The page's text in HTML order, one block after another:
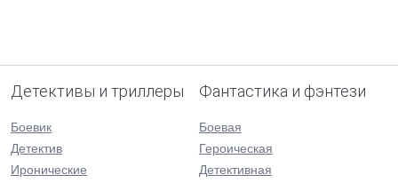
Детективы и триллеры
Боевик
Детектив
Иронические
Фантастика и фэнтези
Боевая
Героическая
Детективная